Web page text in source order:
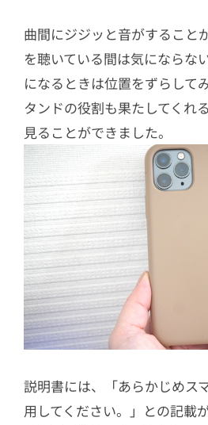
曲間にジジッと音がすること
を聴いている間は気にならな
になるときは位置をずらして
タンドの役割も果たしてくれ
見ることができました。
説明書には、「あらかじめス
用してください。」との記載